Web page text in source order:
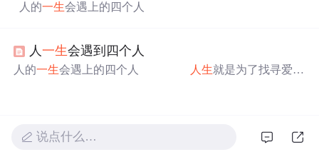
人的一生会遇上的四个人
人一生会遇到四个人
人的一生会遇上的四个人 人生就是为了找寻爱的
爱的人，然後体会到爱的感觉； 因为了解被爱的感
觉，所以才
说点什么…